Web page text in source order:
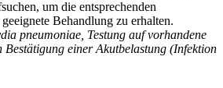
um die entsprechenden
Behandlung zu erhalten.
pneumoniae, Testung auf vorhandene
einer Akutbelastung (Infektion